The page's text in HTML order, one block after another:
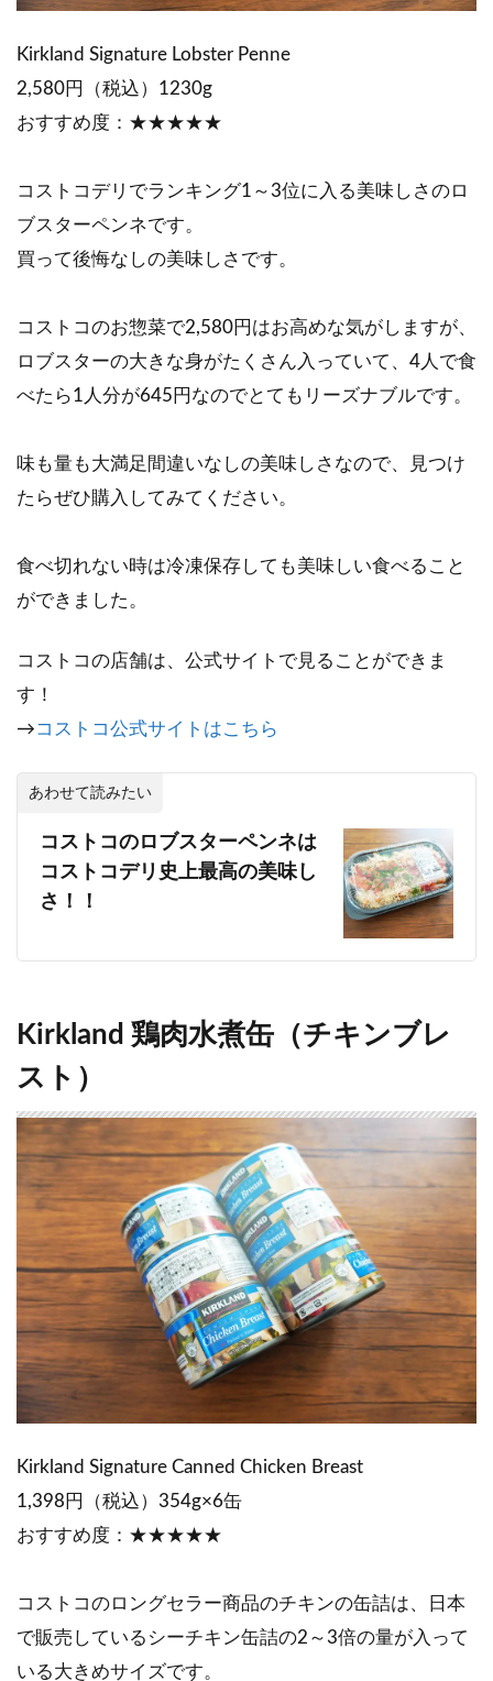
Kirkland Signature Lobster Penne
2,580円（税込）1230g
おすすめ度：★★★★★
コストコデリでランキング1～3位に入る美味しさのロ
ブスターペンネです。
買って後悔なしの美味しさです。
コストコのお惣菜で2,580円はお高めな気がしますが、
ロブスターの大きな身がたくさん入っていて、4人で食
べたら1人分が645円なのでとてもリーズナブルです。
味も量も大満足間違いなしの美味しさなので、見つけ
たらぜひ購入してみてください。
食べ切れない時は冷凍保存しても美味しい食べること
ができました。
コストコの店舗は、公式サイトで見ることができま
す！
→コストコ公式サイトはこちら
あわせて読みたい
コストコのロブスターペンネは
コストコデリ史上最高の美味し
さ！！
Kirkland 鶏肉水煮缶（チキンブレ
スト）
Kirkland Signature Canned Chicken Breast
1,398円（税込）354g×6缶
おすすめ度：★★★★★
コストコのロングセラー商品のチキンの缶詰は、日本
で販売しているシーチキン缶詰の2～3倍の量が入って
いる大きめサイズです。